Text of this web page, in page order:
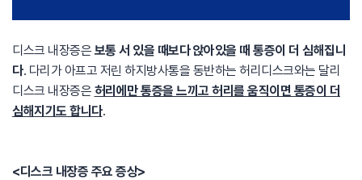
디스크 내장증은 보통 서 있을 때보다 앉아있을 때 통증이 더 심해집니
다. 다리가 아프고 저린 하지방사통을 동반하는 허리디스크와는 달리
디스크 내장증은 허리에만 통증을 느끼고 허리를 움직이면 통증이 더
심해지기도 합니다.
<디스크 내장증 주요 증상>